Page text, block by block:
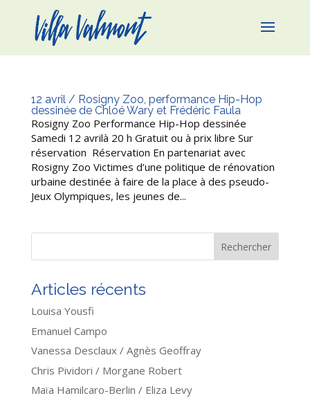
12 avril / Rosigny Zoo, performance Hip-Hop
dessinée de Chloé Wary et Frédéric Faula
Rosigny Zoo Performance Hip-Hop dessinée
Samedi 12 avrilà 20 h Gratuit ou à prix libre Sur
réservation Réservation En partenariat avec
Rosigny Zoo Victimes d’une politique de rénovation
urbaine destinée à faire de la place à des pseudo-
Jeux Olympiques, les jeunes de...
Rechercher
Articles récents
Louisa Yousfi
Emanuel Campo
Vanessa Desclaux / Agnès Geoffray
Chris Pividori / Morgane Robert
Maïa Hamilcaro-Berlin / Eliza Levy